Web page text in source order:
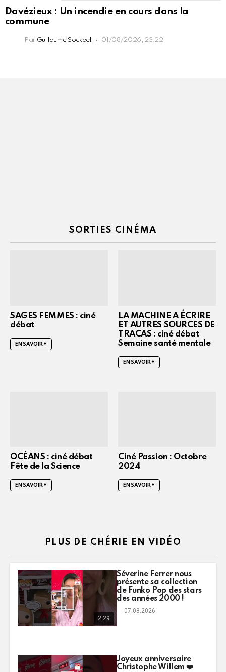
Davézieux : Un incendie en cours dans la
commune
Par Guillaume Sockeel 01/08/2026, 23:22
SORTIES CINÉMA
SAGES FEMMES : ciné
débat
EN SAVOIR +
LA MACHINE A ÉCRIRE
ET AUTRES SOURCES DE
TRACAS : ciné débat
Semaine santé mentale
EN SAVOIR +
OCÉANS : ciné débat
Fête de la Science
EN SAVOIR +
Ciné Passion : Octobre
2024
EN SAVOIR +
PLUS DE CHÉRIE EN VIDÉO
2:29
Séverine Ferrer nous
présente sa collection
de Funko Pop des stars
des années 2000 !
07.08.2026
Joyeux anniversaire
Christophe Willem ❤️